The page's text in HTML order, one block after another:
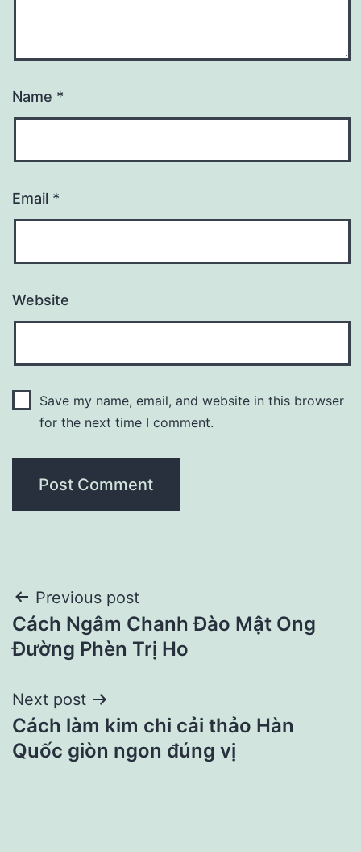
Name *
Email *
Website
Save my name, email, and website in this browser
for the next time I comment.
Post
navigation
Previous post
Cách Ngâm Chanh Đào Mật Ong
Đường Phèn Trị Ho
Next post
Cách làm kim chi cải thảo Hàn
Quốc giòn ngon đúng vị